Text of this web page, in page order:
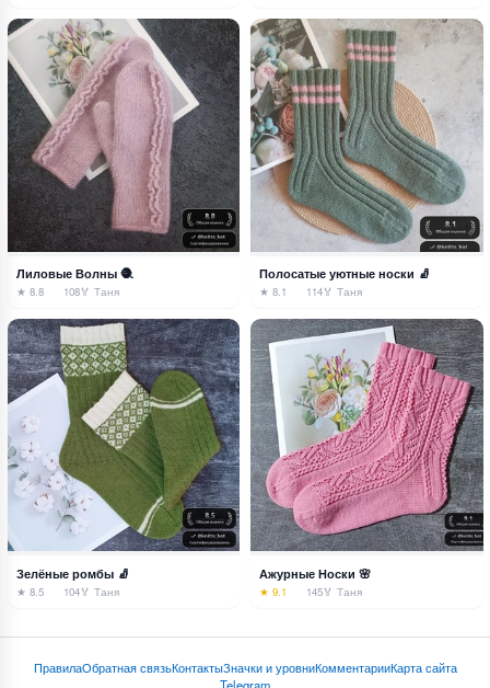
Лиловые Волны 🧶
★ 8.8 108🏅 Таня
Полосатые уютные носки 🧦
★ 8.1 114🏅 Таня
Зелёные ромбы 🧦
★ 8.5 104🏅 Таня
Ажурные Носки 🌸
★ 9.1 145🏅 Таня
ПравилаОбратная связьКонтактыЗначки и уровниКомментарииКарта сайта